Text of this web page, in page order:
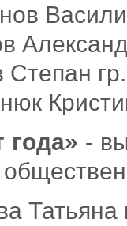
Степан
года» -
Татьяна